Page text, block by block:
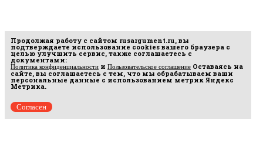
Продолжая работу с сайтом rusargument.ru, вы
подтверждаете использование cookies вашего браузера с
целью улучшить сервис, также соглашаетесь с
документами:
Политика конфиденциальности и Пользовательское соглашение Оставаясь на
сайте, вы соглашаетесь с тем, что мы обрабатываем ваши
персональные данные с использованием метрик Яндекс
Метрика.
Согласен